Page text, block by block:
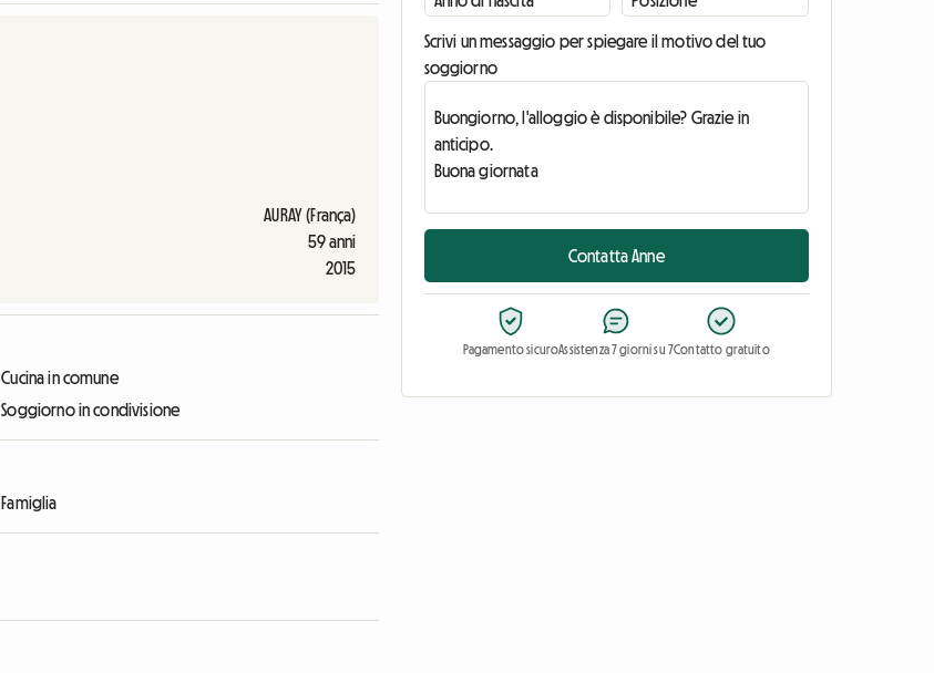
AURAY (França)
59 anni
2015
Cucina in comune
Soggiorno in condivisione
Famiglia
Scrivi un messaggio per spiegare il motivo del tuo
soggiorno
Contatta Anne
Pagamento sicuroAssistenza 7 giorni su 7Contatto gratuito